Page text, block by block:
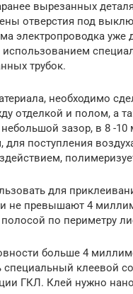
вырезанных
отверстия под
электропроводка уже
использованием
трубок.
необходимо
отделкой и полом, а
небольшой зазор, в 8 -
для поступления
для
не превышают 4
по периметру
больше 4
специальный клеевой
ГКЛ. Клей нужно